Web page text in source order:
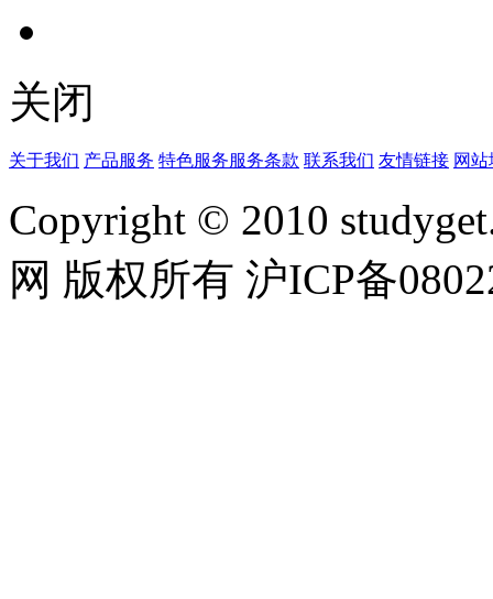
关闭
关于我们 产品服务 特色服务服务条款 联系我们 友情链接 网
Copyright © 2010
网 版权所有 沪ICP备